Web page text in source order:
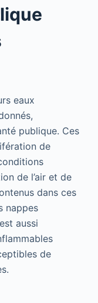
eaux
publique. Ces
de
de l’air et de
dans ces
nappes
aussi
de